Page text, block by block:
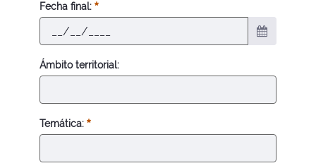
Fecha final:
Ámbito territorial:
Temática: